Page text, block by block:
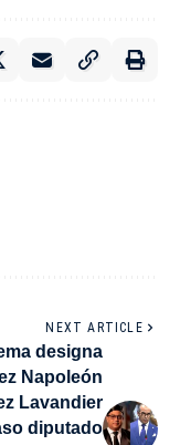
NEXT ARTICLE
designa
Napoleón
Lavandier
diputado